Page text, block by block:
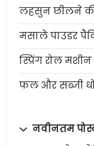
लहसुन छीलने
मसाले पाउडर
स्प्रिंग रोल
फल और सब्जी
नवीनतम